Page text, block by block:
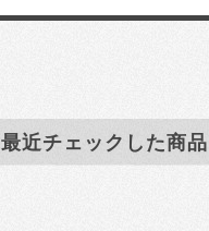
最近チェックした商品